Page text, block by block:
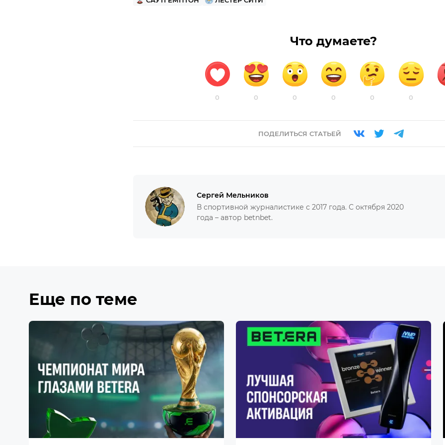
Что думаете?
0 0 0 0 0 0
ПОДЕЛИТЬСЯ СТАТЬЕЙ
Сергей Мельников
В спортивной журналистике с 2017 года. С октября 2020
года – автор betnbet.
Еще по теме